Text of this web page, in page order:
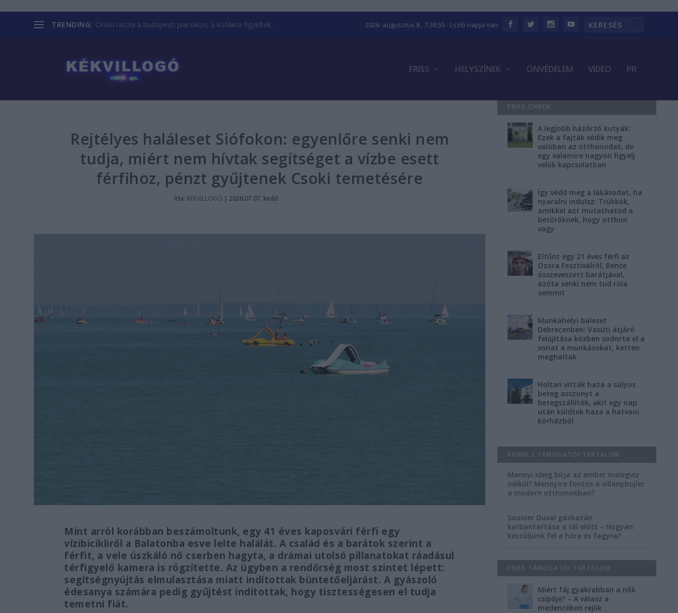
TRENDING: Óriási razzia a budapesti piacokon, a kofákra figyeltek... 2026. augusztus 8., 7:36:56 - Lszló napja van
FRISS HELYSZÍNEK ÖNVÉDELEM VIDEO PR
Rejtélyes haláleset Siófokon: egyenlőre senki nem
tudja, miért nem hívtak segítséget a vízbe esett
férfihoz, pénzt gyűjtenek Csoki temetésére
Írta: KÉKVILLOGÓ |2026.07.07. kedd
Mint arról korábban beszámoltunk, egy 41 éves kaposvári férfi egy
vízibicikliről a Balatonba esve lelte halálát. A család és a barátok szerint a
férfit, a vele úszkáló nő cserben hagyta, a drámai utolsó pillanatokat ráadásul
térfigyelő kamera is rögzítette. Az ügyben a rendőrség most szintet lépett:
segítségnyújtás elmulasztása miatt indítottak büntetőeljárást. A gyászoló
édesanya számára pedig gyűjtést indítottak, hogy tisztességesen el tudja
temetni fiát.
FRISS CIKKEK
A legjobb házőrző kutyák:
Ezek a fajták védik meg
valóban az otthonodat, de
egy valamire nagyon figyelj
velük kapcsolatban
Így védd meg a lakásodat, ha
nyaralni indulsz: Trükkök,
amikkel azt mutathatod a
betörőknek, hogy otthon
vagy
Eltűnt egy 21 éves férfi az
Ozora Fesztiválról, Bence
összeveszett barátjával,
azóta senki nem tud róla
semmit
Munkahelyi baleset
Debrecenben: Vasúti átjáró
felújítása közben sodorta el a
vonat a munkásokat, ketten
meghaltak
Holtan vitták haza a súlyos
beteg asszonyt a
betegszállítók, akit egy nap
után küldtek haza a hatvani
kórházból
KIEMELT TÁMOGATÓI TARTALOM
Mennyi ideig bírja az ember melegvíz
nélkül? Mennyire fontos a villanybojler
a modern otthonokban?
Saunier Duval gázkazán
karbantartása a tél előtt – Hogyan
készüljünk fel a hóra és fagyra?
FRISS TÁMOGATÓI TARTALOM
Miért fáj gyakrabban a nők
csípője? – A válasz a
medencében rejlik